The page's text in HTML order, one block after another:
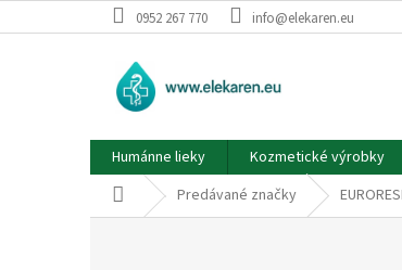
na
0952 267 770 info@elekaren.eu
Humánne lieky Kozmetické výrobky
DomovPredávané značky